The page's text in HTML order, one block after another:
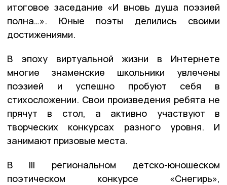
итоговое заседание «И вновь душа поэзией
полна…». Юные поэты делились своими
достижениями.
В эпоху виртуальной жизни в Интернете
многие знаменские школьники увлечены
поэзией и успешно пробуют себя в
стихосложении. Свои произведения ребята не
прячут в стол, а активно участвуют в
творческих конкурсах разного уровня. И
занимают призовые места.
В III региональном детско-юношеском
поэтическом конкурсе «Снегирь»,